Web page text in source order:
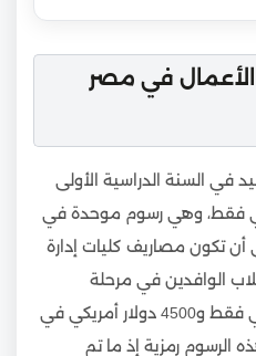
الأعمال في مصر
في السنة الدراسية الأولى
دولار أمريكي فقط، وهي رسوم موحدة في
تكون مصاريف كليات إدارة
الوافدين في مرحلة
البكالوريوس 3000 دولار أمريكي فقط و4500 دولار أمريكي في
الرسوم رمزية إذ ما تم